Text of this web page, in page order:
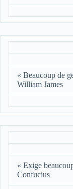
« Beaucoup de
William James
« Exige
Confucius